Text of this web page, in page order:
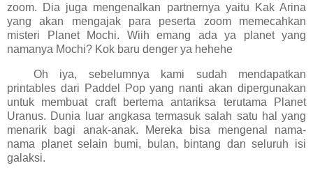
zoom. Dia juga mengenalkan partnernya yaitu Kak Arina
yang akan mengajak para peserta zoom memecahkan
misteri Planet Mochi. Wiih emang ada ya planet yang
namanya Mochi? Kok baru denger ya hehehe
Oh iya, sebelumnya kami sudah mendapatkan
printables dari Paddel Pop yang nanti akan dipergunakan
untuk membuat craft bertema antariksa terutama Planet
Uranus. Dunia luar angkasa termasuk salah satu hal yang
menarik bagi anak-anak. Mereka bisa mengenal nama-
nama planet selain bumi, bulan, bintang dan seluruh isi
galaksi.